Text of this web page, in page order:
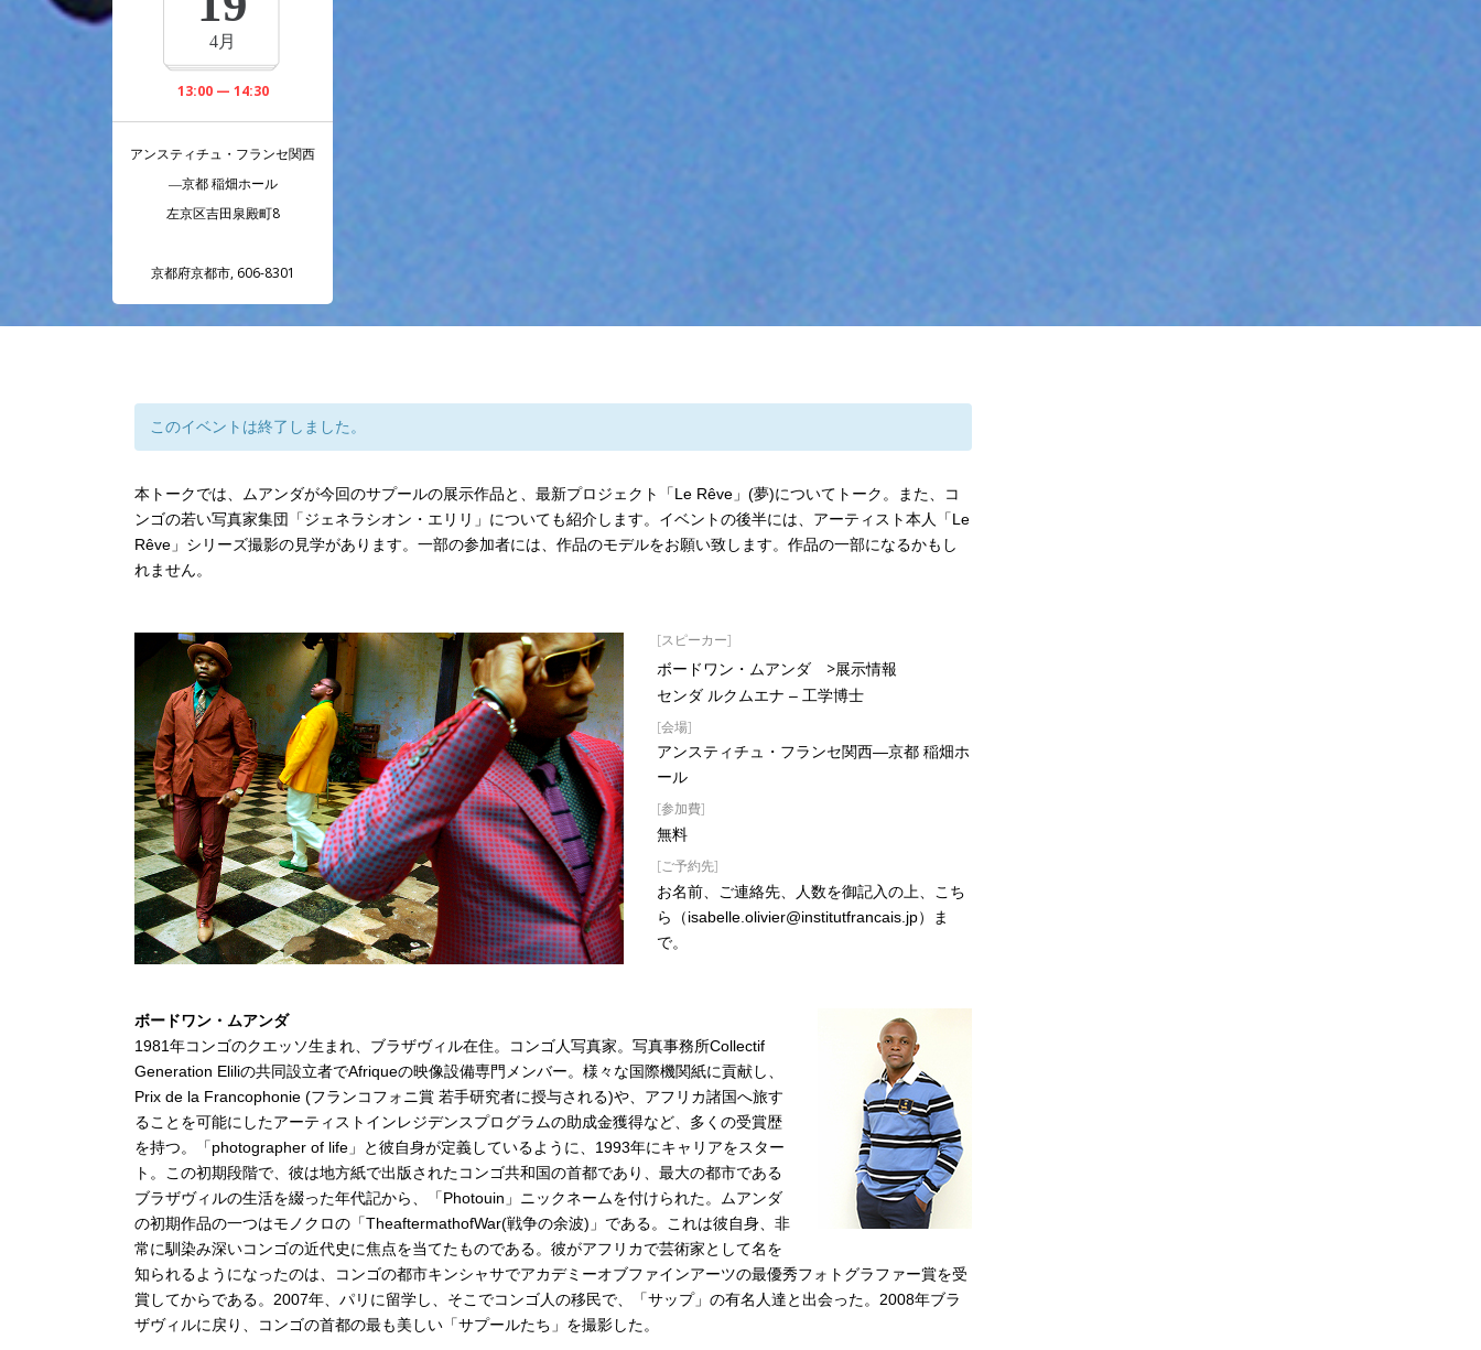
4月
13:00 — 14:30
アンスティチュ・フランセ関西
―京都 稲畑ホール
左京区吉田泉殿町8
京都府京都市, 606-8301
このイベントは終了しました。
本トークでは、ムアンダが今回のサプールの展示作品と、最新プロジェクト「Le Rêve」(夢)についてトーク。また、コ
ンゴの若い写真家集団「ジェネラシオン・エリリ」についても紹介します。イベントの後半には、アーティスト本人「Le
Rêve」シリーズ撮影の見学があります。一部の参加者には、作品のモデルをお願い致します。作品の一部になるかもし
れません。
[スピーカー]
ボードワン・ムアンダ >展示情報
センダ ルクムエナ – 工学博士
[会場]
アンスティチュ・フランセ関西―京都 稲畑ホ
ール
[参加費]
無料
[ご予約先]
お名前、ご連絡先、人数を御記入の上、こち
ら（isabelle.olivier@institutfrancais.jp）ま
で。
ボードワン・ムアンダ
1981年コンゴのクエッソ生まれ、ブラザヴィル在住。コンゴ人写真家。写真事務所Collectif
Generation Eliliの共同設立者でAfriqueの映像設備専門メンバー。様々な国際機関紙に貢献し、
Prix de la Francophonie (フランコフォニ賞 若手研究者に授与される)や、アフリカ諸国へ旅す
ることを可能にしたアーティストインレジデンスプログラムの助成金獲得など、多くの受賞歴
を持つ。「photographer of life」と彼自身が定義しているように、1993年にキャリアをスター
ト。この初期段階で、彼は地方紙で出版されたコンゴ共和国の首都であり、最大の都市である
ブラザヴィルの生活を綴った年代記から、「Photouin」ニックネームを付けられた。ムアンダ
の初期作品の一つはモノクロの「TheaftermathofWar(戦争の余波)」である。これは彼自身、非
常に馴染み深いコンゴの近代史に焦点を当てたものである。彼がアフリカで芸術家として名を
知られるようになったのは、コンゴの都市キンシャサでアカデミーオブファインアーツの最優秀フォトグラファー賞を受
賞してからである。2007年、パリに留学し、そこでコンゴ人の移民で、「サップ」の有名人達と出会った。2008年ブラ
ザヴィルに戻り、コンゴの首都の最も美しい「サプールたち」を撮影した。